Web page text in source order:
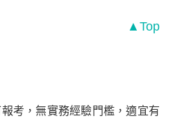
▲Top
考，無實務經驗門檻，適宜有